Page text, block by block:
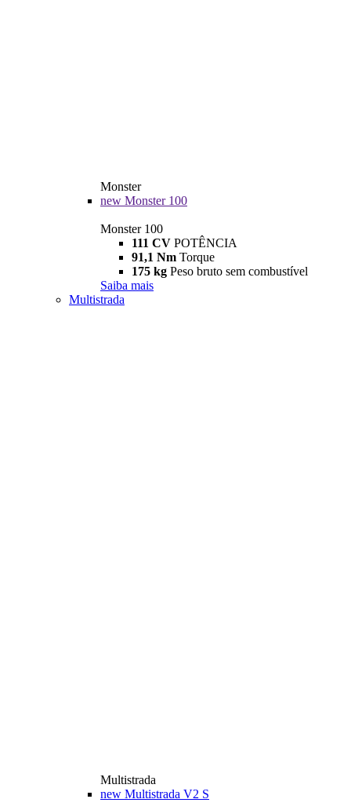
Monster
new Monster 100
Monster 100
111 CV POTÊNCIA
91,1 Nm Torque
175 kg Peso bruto sem combustível
Saiba mais
Multistrada
Multistrada
new Multistrada V2 S